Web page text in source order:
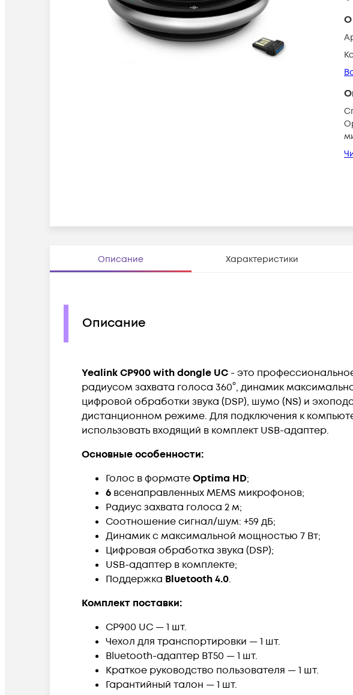
О
Описание Характеристики
Описание
Yealink CP900 with dongle UC - это
радиусом захвата голоса 360°, динамик
цифровой обработки звука (DSP), шумо (NS) и
дистанционном режиме. Для подключения к
использовать входящий в комплект USB-адаптер.
Основные особенности:
Голос в форматеOptima HD;
6 всенаправленных MEMS микрофонов;
Радиус захвата голоса 2 м;
Соотношение сигнал/шум: +59 дБ;
Динамик с максимальной мощностью 7 Вт;
Цифровая обработка звука (DSP);
USB-адаптер в комплекте;
Поддержка Bluetooth 4.0.
Комплект поставки:
CP900 UC — 1 шт.
Чехол для транспортировки — 1 шт.
Bluetooth-адаптер BT50 — 1 шт.
Краткое руководство пользователя — 1 шт.
Гарантийный талон — 1 шт.